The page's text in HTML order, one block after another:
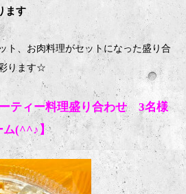
ます
ト、お肉料理がセットになった盛り合
ります☆
ティー料理盛り合わせ 3名様
ム(^^♪】